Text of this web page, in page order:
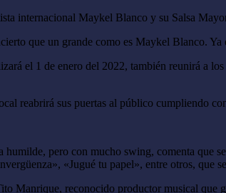
internacional Maykel Blanco y su Salsa
que un grande como es Maykel Blanco.
el 1 de enero del 2022, también reunirá a
reabrirá sus puertas al público cumpliendo
pero con mucho swing, comenta que
«Jugué tu papel», entre otros, que
Manrique, reconocido productor musical que